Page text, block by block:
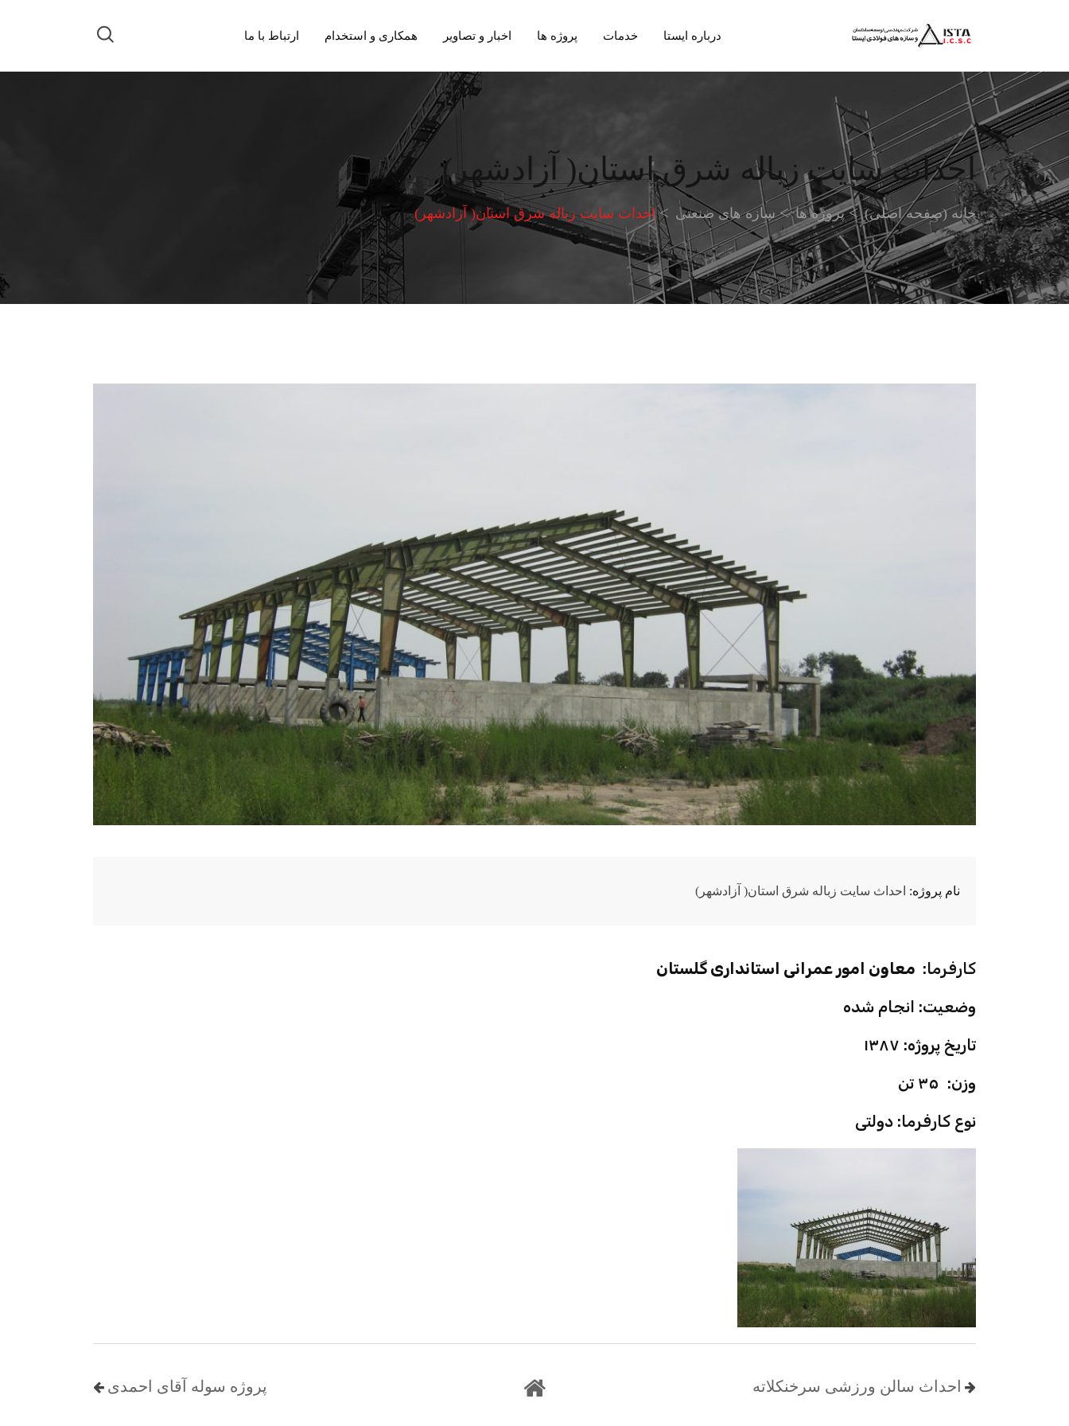
درباره ایستا خدمات پروژه ها اخبار و تصاویر همکاری و استخدام ارتباط با ما
احداث سایت زباله شرق استان( آزادشهر)
خانه (صفحه اصلی) پروژه ها سازه های صنعتی احداث سایت زباله شرق استان( آزادشهر)
نام پروژه: احداث سایت زباله شرق استان( آزادشهر)
کارفرما: معاون امور عمرانی استانداری گلستان
وضعیت: انجام شده
تاریخ پروژه: ۱۳۸۷
وزن: ۳۵ تن
نوع کارفرما: دولتی
احداث سالن ورزشی سرخنکلاته پروژه سوله آقای احمدی